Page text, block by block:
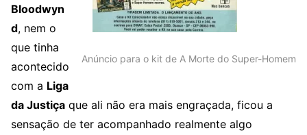
Anúncio para o kit de A Morte do Super-Homem
Bloodwyn
d, nem o
que tinha
acontecido
com a Liga
da Justiça que ali não era mais engraçada, ficou a
sensação de ter acompanhado realmente algo